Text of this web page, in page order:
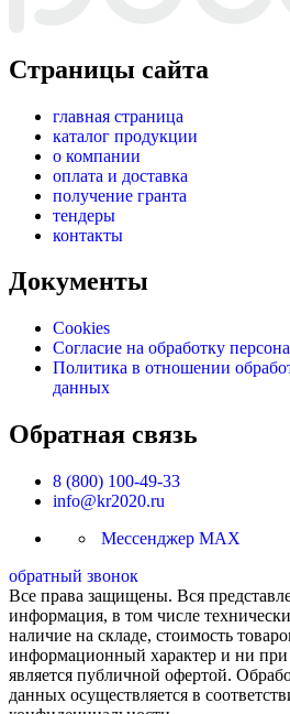
Страницы сайта
главная страница
каталог продукции
о компании
оплата и доставка
получение гранта
тендеры
контакты
Документы
Cookies
Согласие на обработку
Политика в отношении
данных
Обратная связь
8 (800) 100-49-33
info@kr2020.ru
Мессенджер MAX
обратный звонок
Все права защищены. Вся
информация, в том числе
наличие на складе, стоимость
информационный характер и ни при
является публичной офертой.
данных осуществляется в